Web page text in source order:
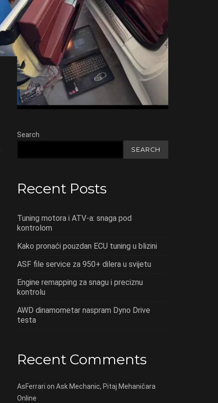
Search
SEARCH
Recent Posts
Tuning motora i ATV-a: snaga pod
kontrolom
Kako pronaći pouzdan ECU tuning u blizini
ASF file service za 950+ dilera u svijetu
Engine remapping za snagu i preciznu
kontrolu
AWD dinamometar naspram Dyno Drive
testa
Recent Comments
AsFerrari on Ask Mechanic, Pitaj Mehaničara
Online